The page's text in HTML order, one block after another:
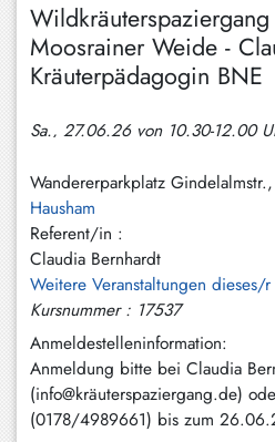
Moosrainer Weide -
Kräuterpädagogin BNE
Sa., 27.06.26 von 10.30-12.00
Wandererparkplatz
Hausham
Referent/in :
Claudia Bernhardt
Weitere Veranstaltungen dieses/
Kursnummer : 17537
Anmeldestelleninformation:
Anmeldung bitte bei Claudia
(info@kräuterspaziergang.de)
(0178/4989661) bis zum
Holzkirchen
Hundham
Irschenberg
Leitzachtal
Miesbach
Neuhaus
Niklasreuth
Otterfing
Rottach-